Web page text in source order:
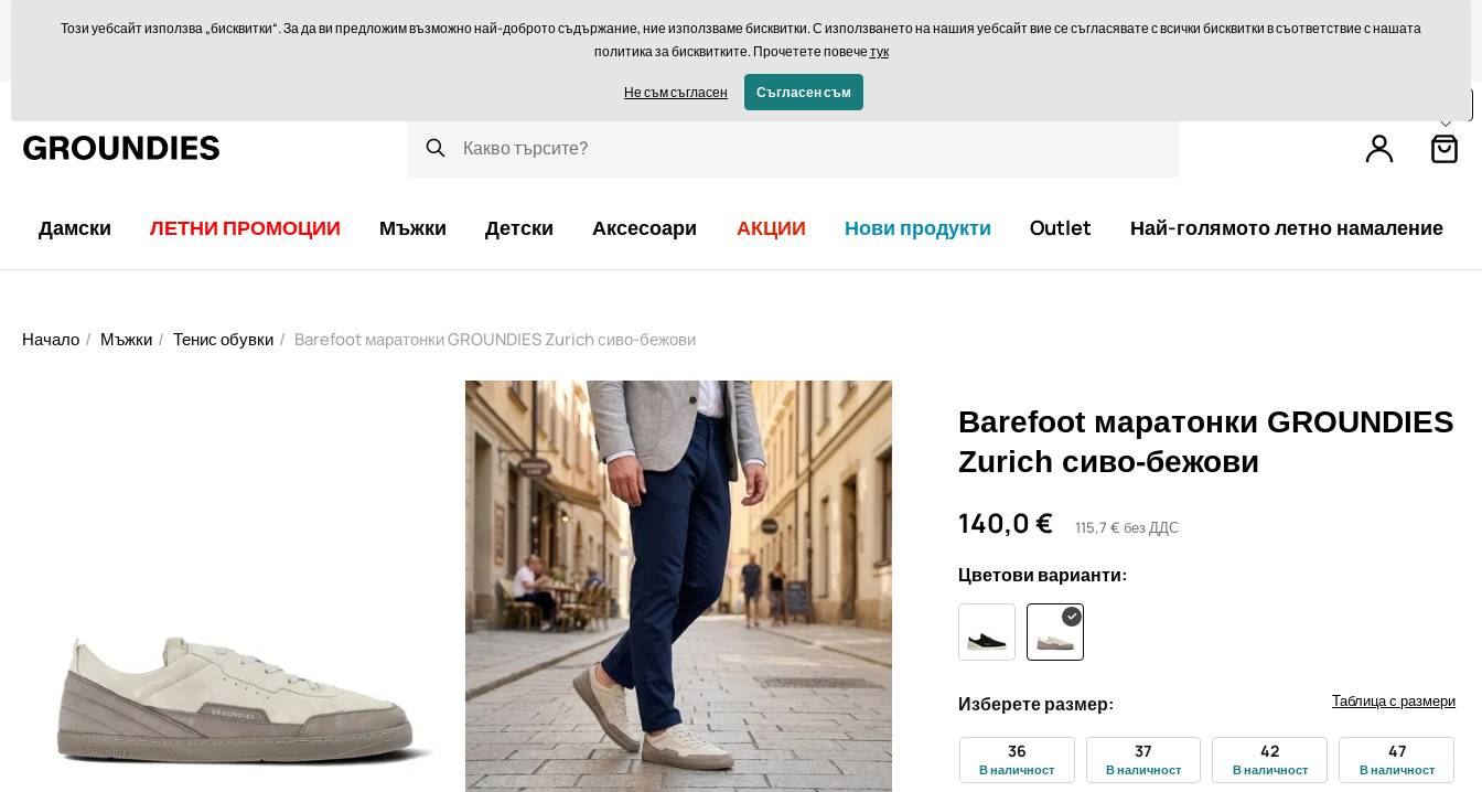
Ще се радваме да ви посъветваме тукorders@groundies.cz Връщане в рамките на 14 дни
Бърза доставка над 293,75 лв БЕЗПЛАТНО
Дамски ЛЕТНИ ПРОМОЦИИ Мъжки Детски Аксесоари АКЦИИ Нови продукти Outlet Най-голямото летно намаление
Начало Мъжки Тенис обувки Barefoot маратонки GROUNDIES Zurich сиво-бежови
Barefoot маратонки GROUNDIES
Zurich сиво-бежови
140,0 € 115,7 € без ДДС
Цветови варианти:
Таблица с размери
Изберете размер:
36
В наличност
37
В наличност
42
В наличност
47
В наличност
Този уебсайт използва „бисквитки“. За да ви предложим възможно най-доброто съдържание, ние използваме бисквитки. С използването на нашия уебсайт вие се съгласявате с всички бисквитки в съответствие с нашата
политика за бисквитките. Прочетете повечетук
Не съм съгласен Съгласен съм